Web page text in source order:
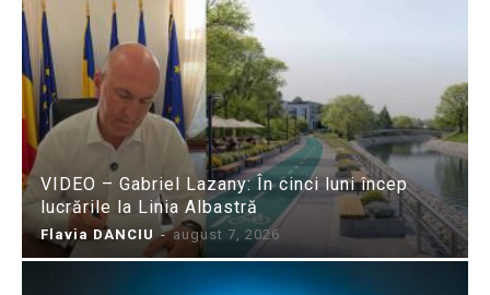
VIDEO – Gabriel Lazany: În cinci luni încep
lucrările la Linia Albastră
Flavia DANCIU - august 7, 2026